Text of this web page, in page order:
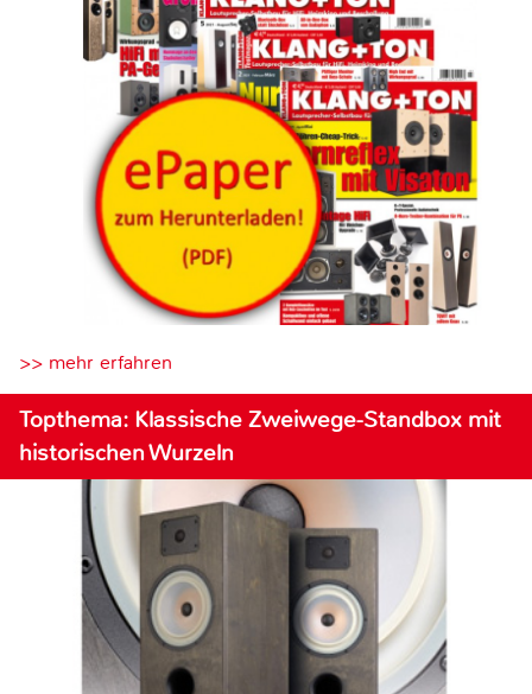
>> mehr erfahren
Topthema: Klassische Zweiwege-Standbox mit
historischen Wurzeln